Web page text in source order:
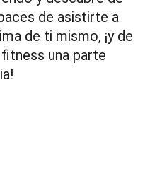
de asistirte a
de ti mismo, ¡y de
una parte